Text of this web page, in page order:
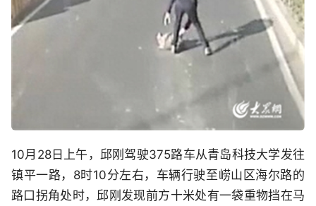
10月28日上午，邱刚驾驶375路车从青岛科技大学发往
镇平一路，8时10分左右，车辆行驶至崂山区海尔路的
路口拐角处时，邱刚发现前方十米处有一袋重物挡在马